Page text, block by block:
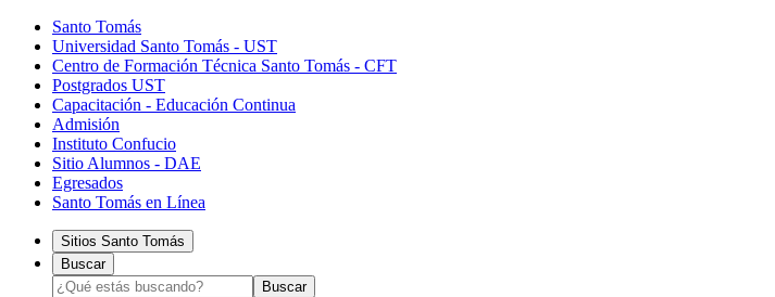
Santo Tomás
Universidad Santo Tomás - UST
Centro de Formación Técnica Santo Tomás - CFT
Postgrados UST
Capacitación - Educación Continua
Admisión
Instituto Confucio
Sitio Alumnos - DAE
Egresados
Santo Tomás en Línea
Sitios Santo Tomás
Buscar